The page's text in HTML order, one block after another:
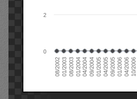
08/200201/200308/200301/200404/200409/200401/200504/200509/200501/200604/200610/2006
0
2